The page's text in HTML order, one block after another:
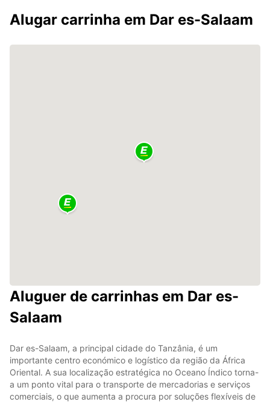
Alugar carrinha em Dar es-Salaam
Aluguer de carrinhas em Dar es-
Salaam
Dar es-Salaam, a principal cidade do Tanzânia, é um
importante centro económico e logístico da região da África
Oriental. A sua localização estratégica no Oceano Índico torna-
a um ponto vital para o transporte de mercadorias e serviços
comerciais, o que aumenta a procura por soluções flexíveis de